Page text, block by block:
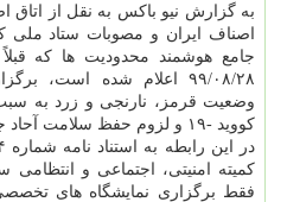
به گزارش نیو باکس به نقل از اتاق
اصناف ایران و مصوبات ستاد ملی
۲۸/‏۰۸/‏۹۹‬ اعلام شده است،
وضعیت قرمز، نارنجی و زرد به
کووید -۱۹ و لزوم حفظ سلامت آحاد جامعه ممنوع می باشد.
کمیته امنیتی، اجتماعی و انتظامی
فقط برگزاری نمایشگاه های